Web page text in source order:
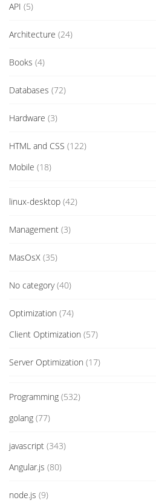
API (5)
Architecture (24)
Books (4)
Databases (72)
Hardware (3)
HTML and CSS (122)
Mobile (18)
linux-desktop (42)
Management (3)
MasOsX (35)
No category(40)
Optimization (74)
Client Optimization (57)
Server Optimization (17)
Programming (532)
golang (77)
javascript (343)
Angular.js (80)
node.js (9)